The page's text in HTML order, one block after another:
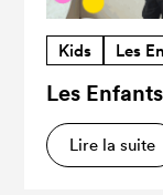
Kids Les
Les
Lire la suite